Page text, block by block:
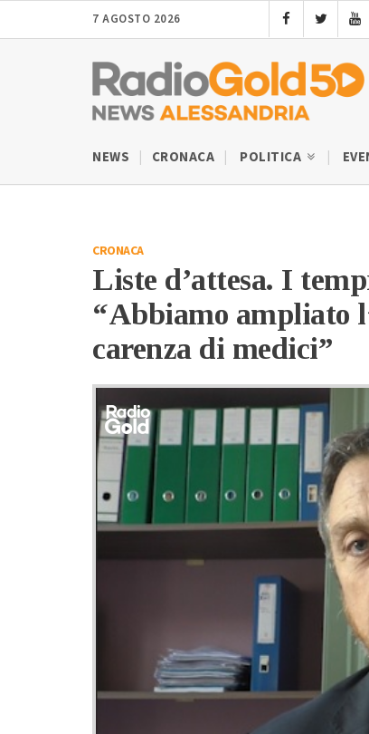
7 AGOSTO 2026
NEWS CRONACA POLITICA
CRONACA
Liste d’attesa. I
“Abbiamo ampliato
carenza di medici”